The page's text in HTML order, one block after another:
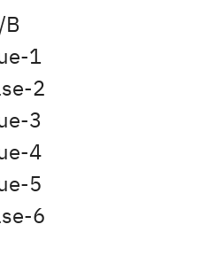
B/
1-True
2-False
3-True
4-True
5-True
6-False